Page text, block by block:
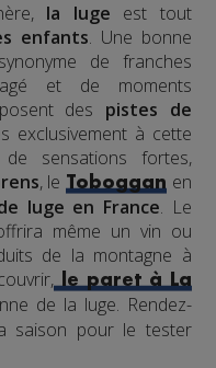
la luge est tout
enfants. Une bonne
de franches
et de moments
des pistes de
exclusivement à cette
sensations fortes,
, leToboggan en
luge en France. Le
même un vin ou
de la montagne à
le paret à La
de la luge. Rendez-
saison pour le tester